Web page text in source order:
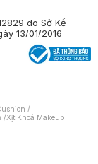
do Sở Kế
13/01/2016
/
/Xịt Khoá Makeup